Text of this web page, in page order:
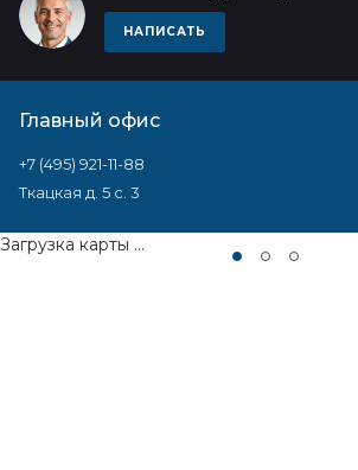
НАПИСАТЬ
Главный офис
+7 (495) 921-11-88
Ткацкая д. 5 с. 3
Загрузка карты ...